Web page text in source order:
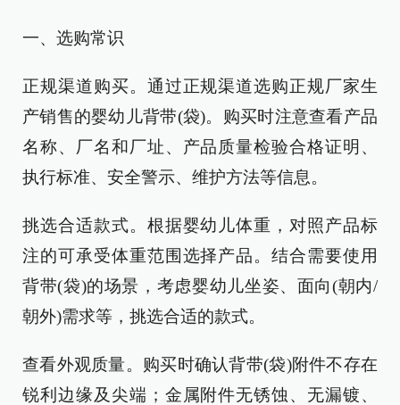
一、选购常识
正规渠道购买。通过正规渠道选购正规厂家生
产销售的婴幼儿背带(袋)。购买时注意查看产品
名称、厂名和厂址、产品质量检验合格证明、
执行标准、安全警示、维护方法等信息。
挑选合适款式。根据婴幼儿体重，对照产品标
注的可承受体重范围选择产品。结合需要使用
背带(袋)的场景，考虑婴幼儿坐姿、面向(朝内/
朝外)需求等，挑选合适的款式。
查看外观质量。购买时确认背带(袋)附件不存在
锐利边缘及尖端；金属附件无锈蚀、无漏镀、